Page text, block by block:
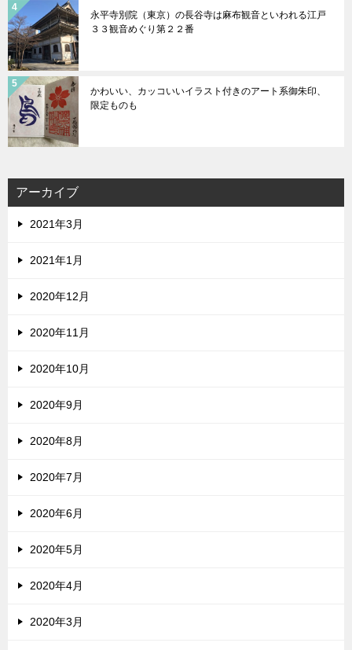
永平寺別院（東京）の長谷寺は麻布観音といわれる江戸
３３観音めぐり第２２番
かわいい、カッコいいイラスト付きのアート系御朱印、
限定ものも
アーカイブ
2021年3月
2021年1月
2020年12月
2020年11月
2020年10月
2020年9月
2020年8月
2020年7月
2020年6月
2020年5月
2020年4月
2020年3月